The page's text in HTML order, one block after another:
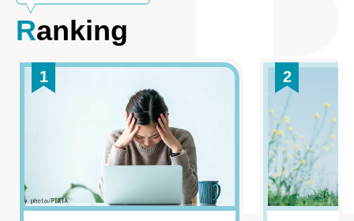
Ranking
1 2